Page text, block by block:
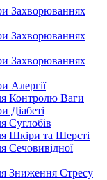
Захворюваннях
Захворюваннях
Захворюваннях
Алергії
Контролю Ваги
Діабеті
Суглобів
Шкіри та Шерсті
Сечовивідної
Зниження Стресу